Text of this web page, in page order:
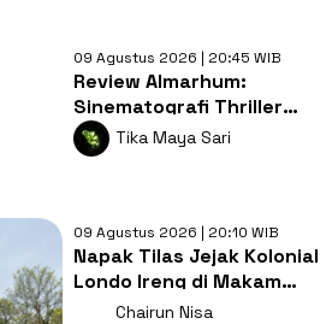
09 Agustus 2026 | 20:45 WIB
Review Almarhum:
Sinematografi Thriller
Misteri Bernyawa
Kearifan Lokal
Tika Maya Sari
09 Agustus 2026 | 20:10 WIB
Napak Tilas Jejak Kolonial
Londo Ireng di Makam
Kherkof Purworejo
Chairun Nisa